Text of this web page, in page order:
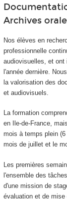
Archives
Nos élèves en
professionnelle
audiovisuelles, et ont
l'année dernière.
la valorisation des
et audiovisuels.
La formation
en Ile-de-France,
mois à temps plein
mois de juillet et le
Les premières
l'ensemble des
d'une mission de
évaluation et de mise